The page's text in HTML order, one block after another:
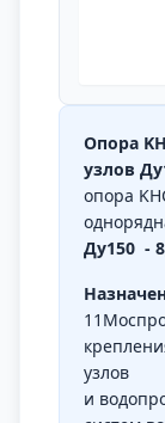
Опора
узлов
опора
Ду150 -
узлов
и